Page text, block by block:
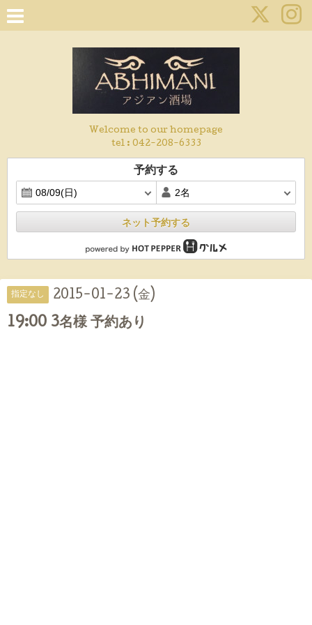
Welcome to our homepage
tel : 042-208-6333
予約する
ネット予約する
指定なし 2015-01-23 (金)
19:00 3名様 予約あり